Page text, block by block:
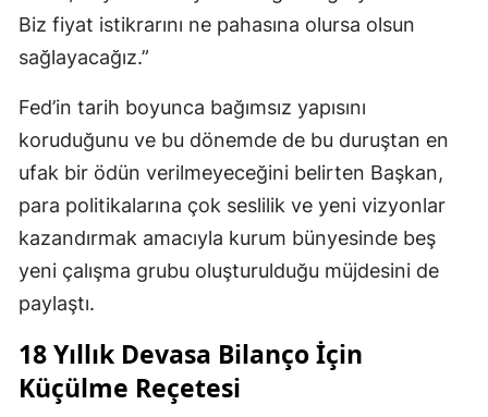
Biz fiyat istikrarını ne pahasına olursa olsun
sağlayacağız.”
Fed’in tarih boyunca bağımsız yapısını
koruduğunu ve bu dönemde de bu duruştan en
ufak bir ödün verilmeyeceğini belirten Başkan,
para politikalarına çok seslilik ve yeni vizyonlar
kazandırmak amacıyla kurum bünyesinde beş
yeni çalışma grubu oluşturulduğu müjdesini de
paylaştı.
18 Yıllık Devasa Bilanço İçin
Küçülme Reçetesi